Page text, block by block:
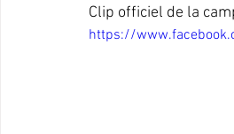
Clip officiel de la
https://